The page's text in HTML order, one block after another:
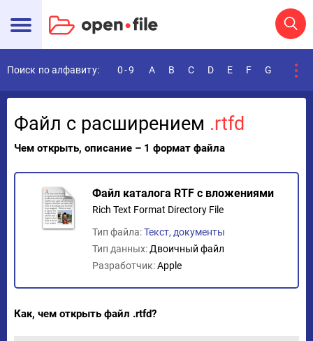
Поиск по алфавиту: 0-9 A B C D E F G
Файл с расширением .rtfd
Чем открыть, описание – 1 формат файла
Файл каталога RTF с вложениями
Rich Text Format Directory File
Тип файла:Текст, документы
Тип данных: Двоичный файл
Разработчик:Apple
Как, чем открыть файл .rtfd?